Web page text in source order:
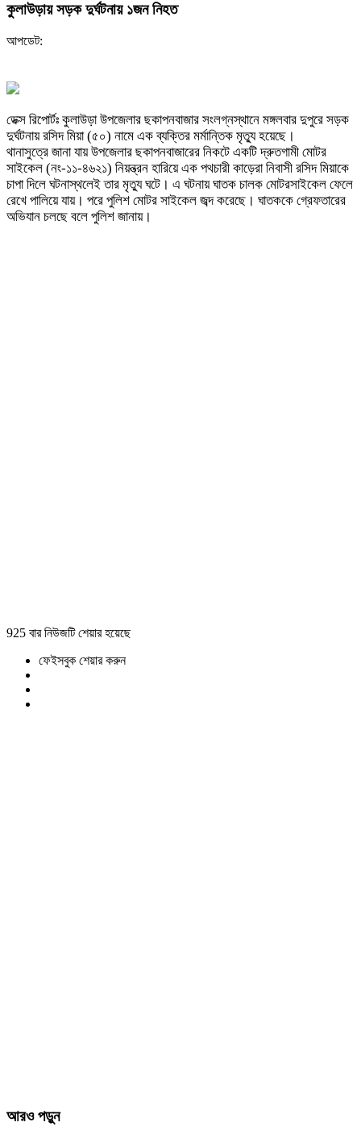
কুলাউড়ায় সড়ক দুর্ঘটনায় ১জন নিহত
আপডেট:
ডেক্স রিপোর্টঃ কুলাউড়া উপজেলার ছকাপনবাজার সংলগ্নস্থানে মঙ্গলবার দুপুরে সড়ক
দুর্ঘটনায় রসিদ মিয়া (৫০) নামে এক ব্যক্তির মর্মান্তিক মৃত্যু হয়েছে।
থানাসুত্রে জানা যায় উপজেলার ছকাপনবাজারের নিকটে একটি দ্রুতগামী মোটর
সাইকেল (নং-১১-৪৬২১) নিয়ন্ত্রন হারিয়ে এক পথচারী কাড়েরা নিবাসী রসিদ মিয়াকে
চাপা দিলে ঘটনাস্থলেই তার মৃত্যু ঘটে। এ ঘটনায় ঘাতক চালক মোটরসাইকেল ফেলে
রেখে পালিয়ে যায়। পরে পুলিশ মোটর সাইকেল জব্দ করেছে। ঘাতককে গ্রেফতারের
অভিযান চলছে বলে পুলিশ জানায়।
925 বার নিউজটি শেয়ার হয়েছে
ফেইসবুক শেয়ার করুন
আরও পড়ুন